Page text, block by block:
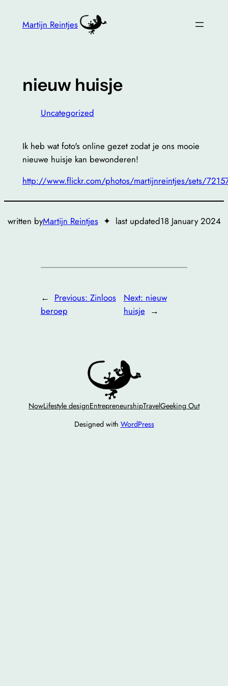
Martijn Reintjes
nieuw huisje
Uncategorized
Ik heb wat foto's online gezet zodat je ons mooie
nieuwe huisje kan bewonderen!
http://www.flickr.com/photos/martijnreintjes/sets/
written byMartijn Reintjes ✦ last updated18 January 2024
← Previous: Zinloos
beroep
Next: nieuw
huisje →
NowLifestyle designEntrepreneurshipTravelGeeking Out
Designed with WordPress